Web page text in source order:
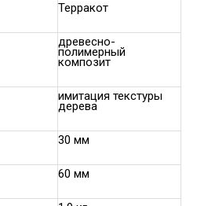
Терракот
древесно-
полимерный
композит
имитация текстуры
дерева
30 мм
60 мм